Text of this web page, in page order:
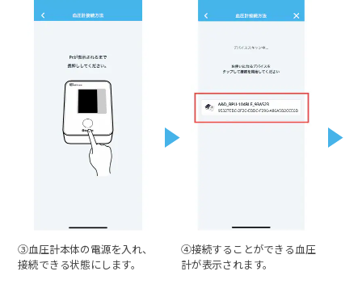
③血圧計本体の電源を入れ、
接続できる状態にします。
④接続することができる血圧
計が表示されます。